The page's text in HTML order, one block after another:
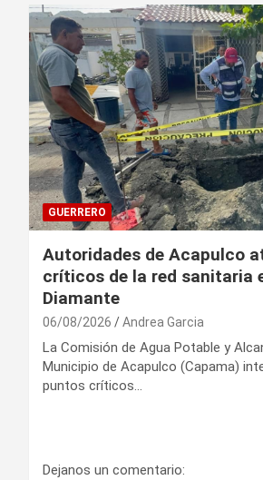
GUERRERO
Autoridades de Acapulco
críticos de la red sanitaria
Diamante
06/08/2026 Andrea Garcia
La Comisión de Agua Potable y
Municipio de Acapulco (Capama)
puntos críticos…
Dejanos un comentario: